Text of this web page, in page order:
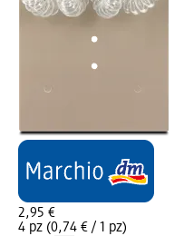
2,95 €
4 pz (0,74 € / 1 pz)